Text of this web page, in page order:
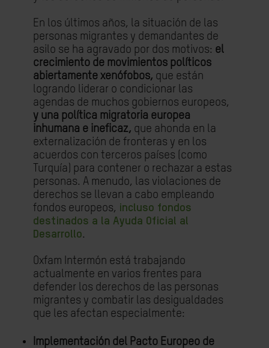
En los últimos años, la situación de las
personas migrantes y demandantes de
asilo se ha agravado por dos motivos: el
crecimiento de movimientos políticos
abiertamente xenófobos, que están
logrando liderar o condicionar las
agendas de muchos gobiernos europeos,
y una política migratoria europea
inhumana e ineficaz, que ahonda en la
externalización de fronteras y en los
acuerdos con terceros países (como
Turquía) para contener o rechazar a estas
personas. A menudo, las violaciones de
derechos se llevan a cabo empleando
fondos europeos, incluso fondos
destinados a la Ayuda Oficial al
Desarrollo.
Oxfam Intermón está trabajando
actualmente en varios frentes para
defender los derechos de las personas
migrantes y combatir las desigualdades
que les afectan especialmente:
Implementación del Pacto Europeo de